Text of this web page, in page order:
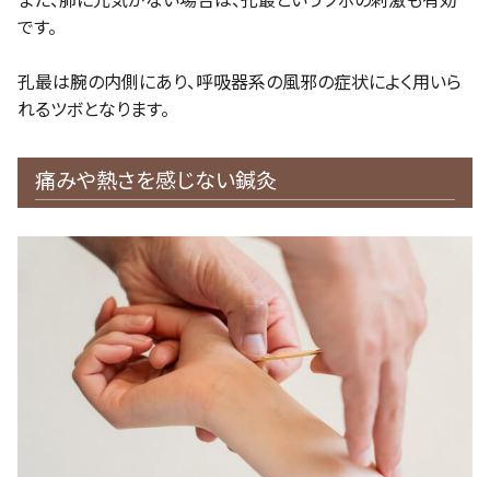
です。
孔最は腕の内側にあり、呼吸器系の風邪の症状によく用いら
れるツボとなります。
痛みや熱さを感じない鍼灸